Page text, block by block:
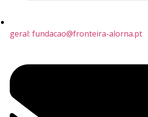
geral: fundacao@fronteira-alorna.pt